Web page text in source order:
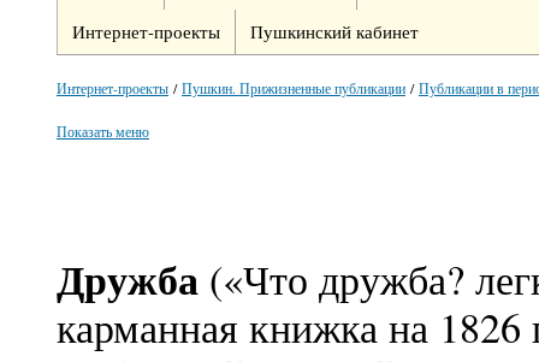
Интернет-проекты
Пушкинский кабинет
Интернет-проекты /Пушкин. Прижизненные публикации /Публикации в
Показать меню
Дружба («Что дружба?
карманная книжка на